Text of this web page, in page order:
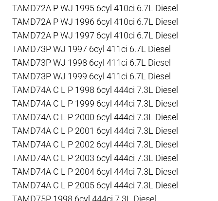
TAMD72A P WJ 1995 6cyl 410ci 6.7L Diesel
TAMD72A P WJ 1996 6cyl 410ci 6.7L Diesel
TAMD72A P WJ 1997 6cyl 410ci 6.7L Diesel
TAMD73P WJ 1997 6cyl 411ci 6.7L Diesel
TAMD73P WJ 1998 6cyl 411ci 6.7L Diesel
TAMD73P WJ 1999 6cyl 411ci 6.7L Diesel
TAMD74A C L P 1998 6cyl 444ci 7.3L Diesel
TAMD74A C L P 1999 6cyl 444ci 7.3L Diesel
TAMD74A C L P 2000 6cyl 444ci 7.3L Diesel
TAMD74A C L P 2001 6cyl 444ci 7.3L Diesel
TAMD74A C L P 2002 6cyl 444ci 7.3L Diesel
TAMD74A C L P 2003 6cyl 444ci 7.3L Diesel
TAMD74A C L P 2004 6cyl 444ci 7.3L Diesel
TAMD74A C L P 2005 6cyl 444ci 7.3L Diesel
TAMD75P 1998 6cyl 444ci 7.3L Diesel